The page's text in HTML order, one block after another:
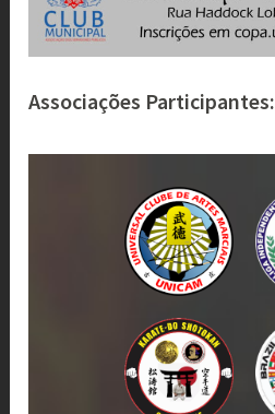
Associações Participantes: